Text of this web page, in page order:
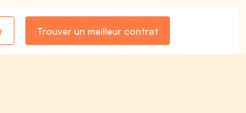
Trouver un meilleur contrat